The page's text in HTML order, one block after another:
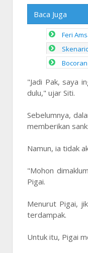
Baca Juga
Feri
"Jadi Pak, saya
dulu," ujar Siti.
Sebelumnya,
memberikan
Namun, ia tidak
"Mohon
Pigai.
Menurut Pigai,
terdampak.
Untuk itu, Pigai